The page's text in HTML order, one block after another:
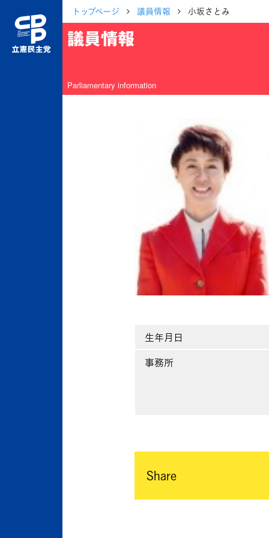
トップページ 議員情報 小坂さとみ
議員情報
Parliamentary information
生年月日
事務所
Share